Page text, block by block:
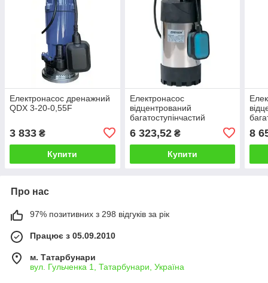
Електронасос дренажний
QDX 3-20-0,55F
3 833 ₴
Купити
Електронасос
відцентрований
багатоступінчастий
занурювальний DSP 1000-
4H
6 323,52₴
Купити
8
Про нас
97% позитивних з 298 відгуків за рік
Працює з 05.09.2010
м. Татарбунари
вул. Гульченка 1, Татарбунари, Україна